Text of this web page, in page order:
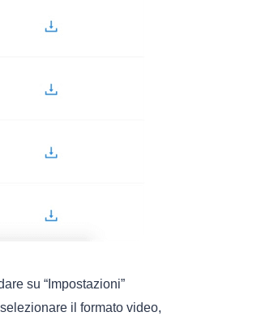
su “Impostazioni”
il formato video,